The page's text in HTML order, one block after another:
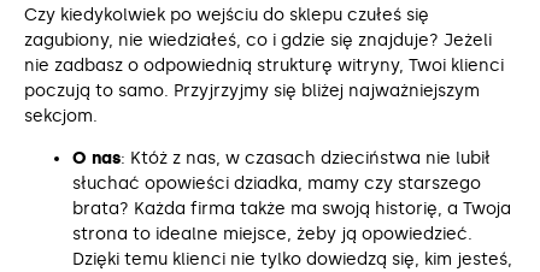
Czy kiedykolwiek po wejściu do sklepu czułeś się
zagubiony, nie wiedziałeś, co i gdzie się znajduje? Jeżeli
nie zadbasz o odpowiednią strukturę witryny, Twoi klienci
poczują to samo. Przyjrzyjmy się bliżej najważniejszym
sekcjom.
O nas: Któż z nas, w czasach dzieciństwa nie lubił
słuchać opowieści dziadka, mamy czy starszego
brata? Każda firma także ma swoją historię, a Twoja
strona to idealne miejsce, żeby ją opowiedzieć.
Dzięki temu klienci nie tylko dowiedzą się, kim jesteś,